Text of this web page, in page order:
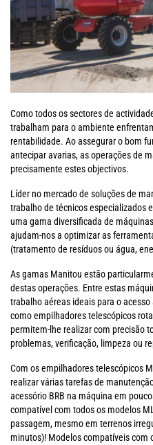
Como todos os sectores de
trabalham para o ambiente
rentabilidade. Ao assegurar o bom
antecipar avarias, as operações de
precisamente estes objectivos.
Líder no mercado de soluções de
trabalho de técnicos especializados
uma gama diversificada de
ajudam-nos a optimizar as
(tratamento de resíduos ou água,
As gamas Manitou estão
destas operações. Entre estas
trabalho aéreas ideais para o
como empilhadores telescópicos
permitem-lhe realizar com precisão
problemas, verificação, limpeza ou
Com os empilhadores telescópicos
realizar várias tarefas de
acessório BRB na máquina em
compatível com todos os modelos
passagem, mesmo em terrenos
minutos)! Modelos compatíveis com